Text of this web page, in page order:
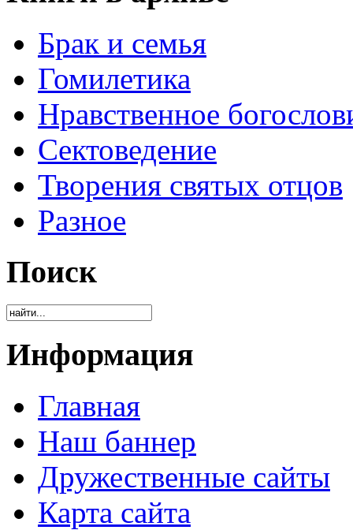
Брак и семья
Гомилетика
Нравственное
Сектоведение
Творения святых отцов
Разное
Поиск
Информация
Главная
Наш баннер
Дружественные сайты
Карта сайта